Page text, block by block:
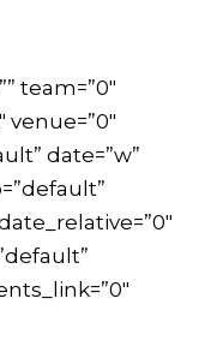
team=”0″
venue=”0″
date=”w”